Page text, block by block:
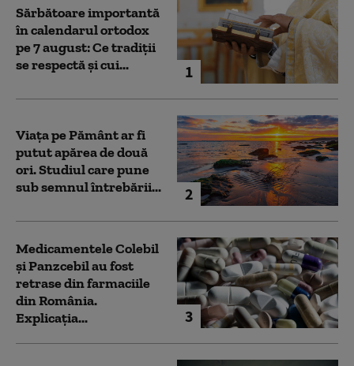
1
Sărbătoare importantă
în calendarul ortodox
pe 7 august: Ce tradiții
se respectă și cui...
2
Viața pe Pământ ar fi
putut apărea de două
ori. Studiul care pune
sub semnul întrebării...
3
Medicamentele Colebil
și Panzcebil au fost
retrase din farmaciile
din România.
Explicația...